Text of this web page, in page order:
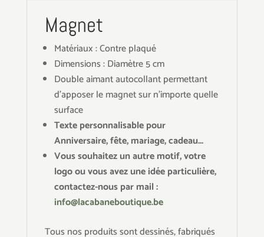
Magnet
Matériaux : Contre plaqué
Dimensions : Diamètre 5 cm
Double aimant autocollant permettant
d'apposer le magnet sur n'importe quelle
surface
Texte personnalisable pour
Anniversaire, fête, mariage, cadeau...
Vous souhaitez un autre motif, votre
logo ou vous avez une idée particulière,
contactez-nous par mail :
info@lacabaneboutique.be
Tous nos produits sont dessinés, fabriqués